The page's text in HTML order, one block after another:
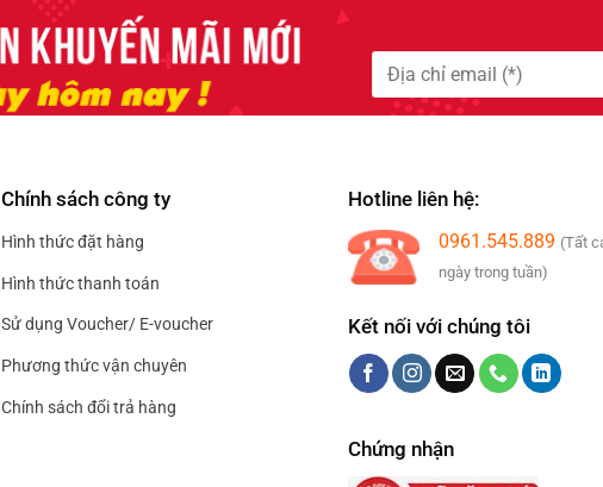
nhiều
biến
Các
trang
phẩm
Chính sách công ty
Hình thức đặt hàng
Hình thức thanh toán
Sử dụng Voucher/ E-voucher
Phương thức vận chuyên
Chính sách đổi trả hàng
Hotline liên hệ:
0961.545.889 (Tất
ngày trong tuần)
Kết nối với chúng tôi
Chứng nhận